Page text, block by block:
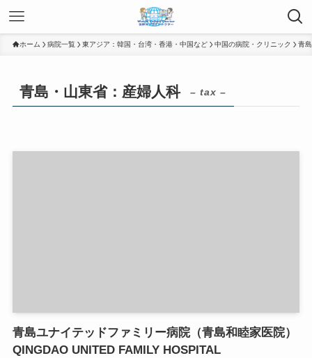
ホーム 病院一覧 東アジア：韓国・台湾・香港・中国など 中国の病院・クリニック 青
青島・山東省：産婦人科 – tax –
青島ユナイテッドファミリー病院（青島和睦家医院）
QINGDAO UNITED FAMILY HOSPITAL